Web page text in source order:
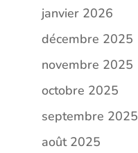
janvier 2026
décembre 2025
novembre 2025
octobre 2025
septembre 2025
août 2025